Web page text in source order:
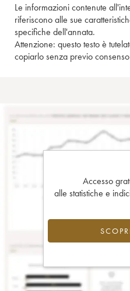
Le informazioni contenute
riferiscono alle sue
specifiche dell'annata.
Attenzione: questo testo è
copiarlo senza previo
Accesso
alle statistiche e